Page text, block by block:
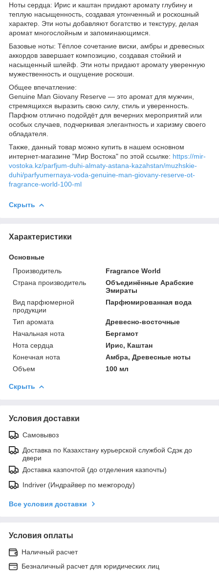
Ноты сердца: Ирис и каштан придают аромату глубину и
теплую насыщенность, создавая утонченный и роскошный
характер. Эти ноты добавляют богатство и текстуру, делая
аромат многослойным и запоминающимся.
Базовые ноты: Тёплое сочетание виски, амбры и древесных
аккордов завершает композицию, создавая стойкий и
насыщенный шлейф. Эти ноты придают аромату уверенную
мужественность и ощущение роскоши.
Общее впечатление:
Genuine Man Giovany Reserve — это аромат для мужчин,
стремящихся выразить свою силу, стиль и уверенность.
Парфюм отлично подойдёт для вечерних мероприятий или
особых случаев, подчеркивая элегантность и харизму своего
обладателя.
Также, данный товар можно купить в нашем основном
интернет-магазине "Мир Востока" по этой ссылке: https://mir-
vostoka.kz/parfjum-duhi-almaty-astana-kazahstan/muzhskie-
duhi/parfyumernaya-voda-genuine-man-giovany-reserve-ot-
fragrance-world-100-ml
Скрыть
Характеристики
Основные
Производитель
Fragrance World
Страна производитель
Объединённые Арабские
Эмираты
Вид парфюмерной
продукции
Парфюмированная вода
Тип аромата
Древесно-восточные
Начальная нота
Бергамот
Нота сердца
Ирис, Каштан
Конечная нота
Амбра, Древесные ноты
Объем
100 мл
Скрыть
Условия доставки
Самовывоз
Доставка по Казахстану курьерской службой Сдэк до
двери
Доставка казпочтой (до отделения казпочты)
Indriver (Индрайвер по межгороду)
Все условия доставки
Условия оплаты
Наличный расчет
Безналичный расчет для юридических лиц